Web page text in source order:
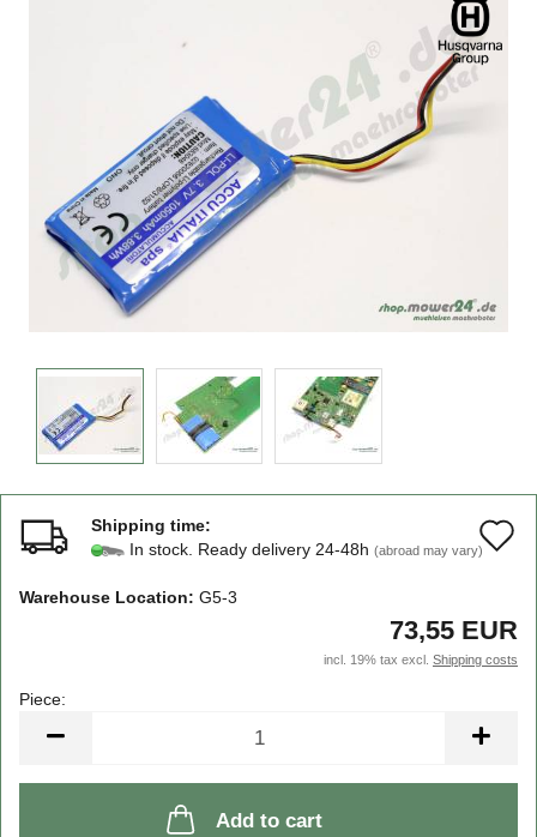
Shipping time:
In stock. Ready delivery 24-48h (abroad may vary)
Warehouse Location: G5-3
73,55 EUR
incl. 19% tax excl. Shipping costs
Piece:
Add to cart